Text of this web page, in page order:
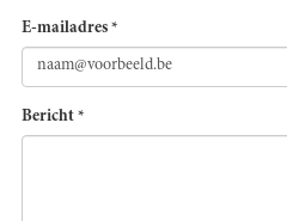
E-mailadres *
Bericht *